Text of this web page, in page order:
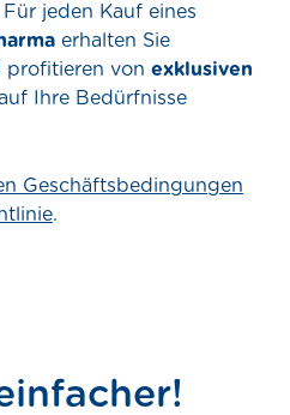
jeden Kauf eines
erhalten Sie
profitieren von exklusiven
Ihre Bedürfnisse
Geschäftsbedingungen
.